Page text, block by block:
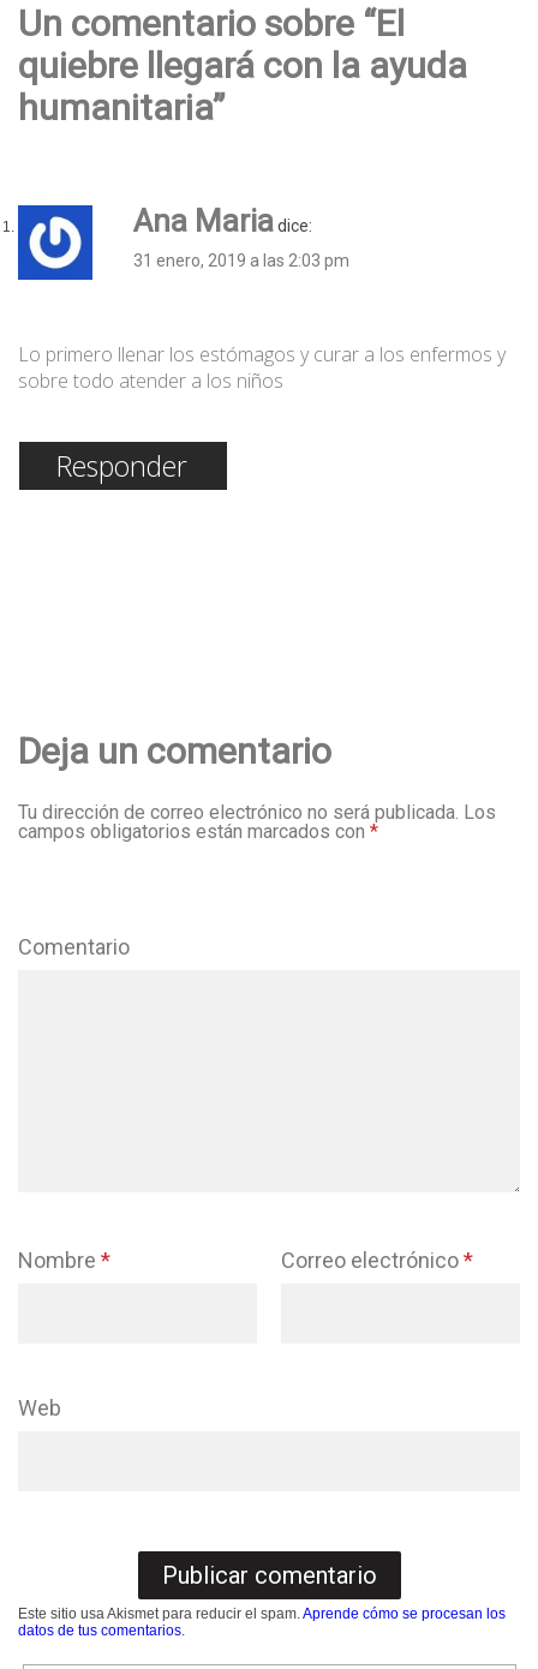
Un comentario sobre “El
quiebre llegará con la ayuda
humanitaria”
Ana Mariadice:
31 enero, 2019 a las 2:03 pm
Lo primero llenar los estómagos y curar a los enfermos y
sobre todo atender a los niños
Responder
Deja un comentario
Tu dirección de correo electrónico no será publicada. Los
campos obligatorios están marcados con *
Comentario
Nombre * Correo electrónico*
Web
Este sitio usa Akismet para reducir el spam. Aprende cómo se procesan los
datos de tus comentarios